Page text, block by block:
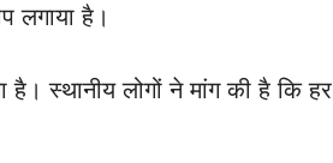
लगाया है।
स्थानीय लोगों ने मांग की है कि हर